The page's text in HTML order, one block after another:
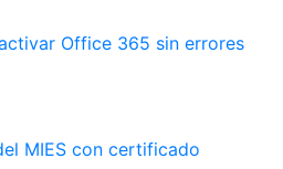
Office 365 sin errores
MIES con certificado